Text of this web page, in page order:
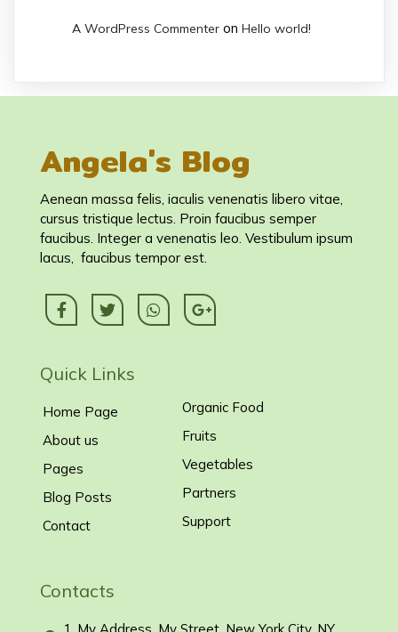
A WordPress Commenter on Hello world!
Angela's Blog
Aenean massa felis, iaculis venenatis libero vitae,
cursus tristique lectus. Proin faucibus semper
faucibus. Integer a venenatis leo. Vestibulum ipsum
lacus, faucibus tempor est.
Quick Links
Home Page
About us
Pages
Blog Posts
Contact
Organic Food
Fruits
Vegetables
Partners
Support
Contacts